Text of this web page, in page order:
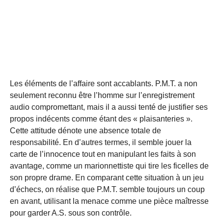
Les éléments de l’affaire sont accablants. P.M.T. a non
seulement reconnu être l’homme sur l’enregistrement
audio compromettant, mais il a aussi tenté de justifier ses
propos indécents comme étant des « plaisanteries ».
Cette attitude dénote une absence totale de
responsabilité. En d’autres termes, il semble jouer la
carte de l’innocence tout en manipulant les faits à son
avantage, comme un marionnettiste qui tire les ficelles de
son propre drame. En comparant cette situation à un jeu
d’échecs, on réalise que P.M.T. semble toujours un coup
en avant, utilisant la menace comme une pièce maîtresse
pour garder A.S. sous son contrôle.